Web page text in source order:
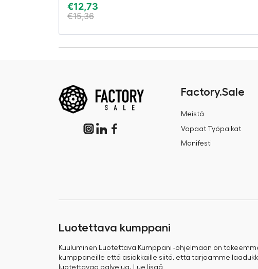
€12,73
€15,36
Factory.Sale
Meistä
Vapaat Työpaikat
Manifesti
Luotettava kumppani
Kuuluminen Luotettava Kumppani -ohjelmaan on
kumppaneille että asiakkaille siitä, että tarjoamme
luotettavaa palvelua.
Lue lisää